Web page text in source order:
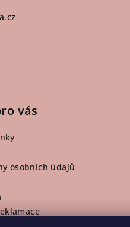
vás
osobních údajů